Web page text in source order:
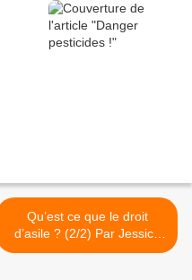
Qu’est ce que le droit
d’asile ? (2/2) Par Jessica
SOME >